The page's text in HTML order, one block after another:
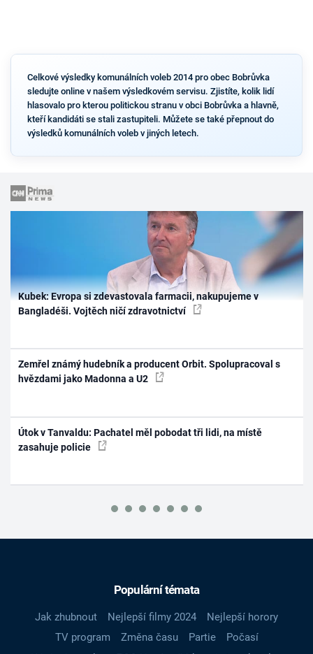
Celkové výsledky komunálních voleb 2014 pro obec Bobrůvka
sledujte online v našem výsledkovém servisu. Zjistíte, kolik lidí
hlasovalo pro kterou politickou stranu v obci Bobrůvka a hlavně,
kteří kandidáti se stali zastupiteli. Můžete se také přepnout do
výsledků komunálních voleb v jiných letech.
Kubek: Evropa si zdevastovala farmacii, nakupujeme v
Bangladéši. Vojtěch ničí zdravotnictví
Zemřel známý hudebník a producent Orbit. Spolupracoval s
hvězdami jako Madonna a U2
Útok v Tanvaldu: Pachatel měl pobodat tři lidi, na místě
zasahuje policie
Populární témata
Jak zhubnout Nejlepší filmy 2024
Nejlepší horory
TV program
Změna času Partie
Počasí